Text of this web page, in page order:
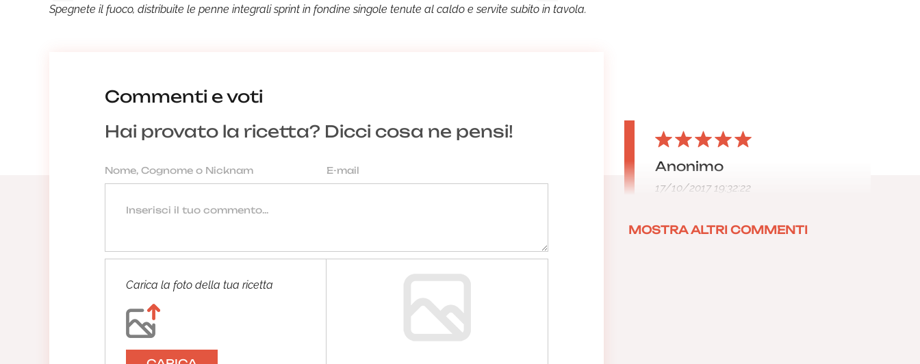
Spegnete il fuoco, distribuite le penne integrali sprint in fondine singole tenute al caldo e servite subito in tavola.
Commenti e voti
Hai provato la ricetta? Dicci cosa ne pensi!
Carica la foto della tua ricetta
Anonimo
17/10/2017 19:32:22
MOSTRA ALTRI COMMENTI